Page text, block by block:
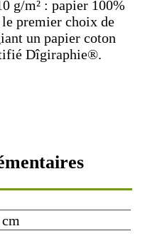
g/m² : papier 100%
premier choix de
un papier coton
Dîgiraphie®.